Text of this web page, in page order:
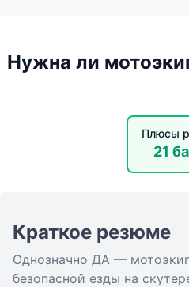
Нужна ли
Плюсы
21
Краткое резюме
Однозначно ДА —
безопасной езды на